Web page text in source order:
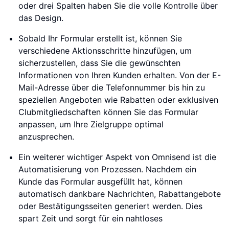
oder drei Spalten haben Sie die volle Kontrolle über
das Design.
Sobald Ihr Formular erstellt ist, können Sie
verschiedene Aktionsschritte hinzufügen, um
sicherzustellen, dass Sie die gewünschten
Informationen von Ihren Kunden erhalten. Von der E-
Mail-Adresse über die Telefonnummer bis hin zu
speziellen Angeboten wie Rabatten oder exklusiven
Clubmitgliedschaften können Sie das Formular
anpassen, um Ihre Zielgruppe optimal
anzusprechen.
Ein weiterer wichtiger Aspekt von Omnisend ist die
Automatisierung von Prozessen. Nachdem ein
Kunde das Formular ausgefüllt hat, können
automatisch dankbare Nachrichten, Rabattangebote
oder Bestätigungsseiten generiert werden. Dies
spart Zeit und sorgt für ein nahtloses